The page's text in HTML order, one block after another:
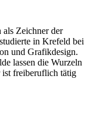
Zeichner der
in Krefeld bei
und Grafikdesign.
lassen die Wurzeln
ist freiberuflich tätig